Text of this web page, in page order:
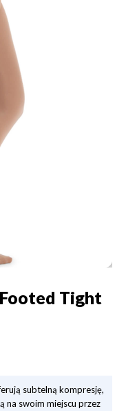
Tight
subtelną kompresję,
na swoim miejscu przez